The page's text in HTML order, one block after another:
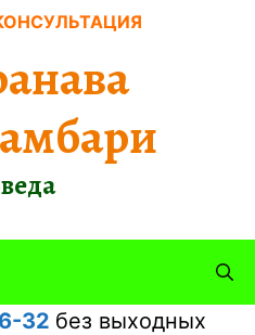
32 без выходных